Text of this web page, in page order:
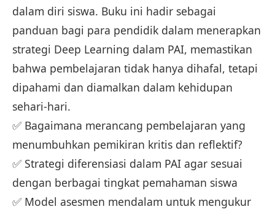
dalam diri siswa. Buku ini hadir sebagai
panduan bagi para pendidik dalam menerapkan
strategi Deep Learning dalam PAI, memastikan
bahwa pembelajaran tidak hanya dihafal, tetapi
dipahami dan diamalkan dalam kehidupan
sehari-hari.
✅ Bagaimana merancang pembelajaran yang
menumbuhkan pemikiran kritis dan reflektif?
✅ Strategi diferensiasi dalam PAI agar sesuai
dengan berbagai tingkat pemahaman siswa
✅ Model asesmen mendalam untuk mengukur